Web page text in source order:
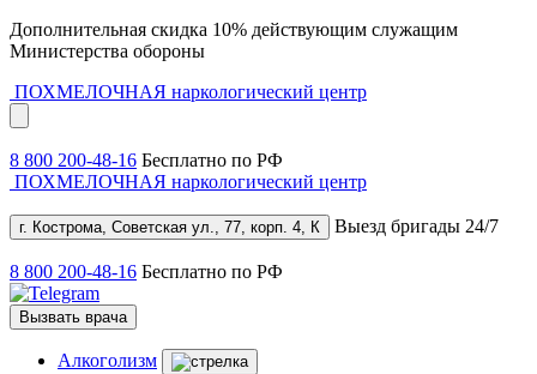
Дополнительная скидка 10% действующим служащим
Министерства обороны
ПОХМЕЛОЧНАЯ наркологический центр
8 800 200-48-16 Бесплатно по РФ
ПОХМЕЛОЧНАЯ наркологический центр
г. Кострома, Советская ул., 77, корп. 4, К Выезд бригады 24/7
8 800 200-48-16 Бесплатно по РФ
Вызвать врача
Алкоголизм